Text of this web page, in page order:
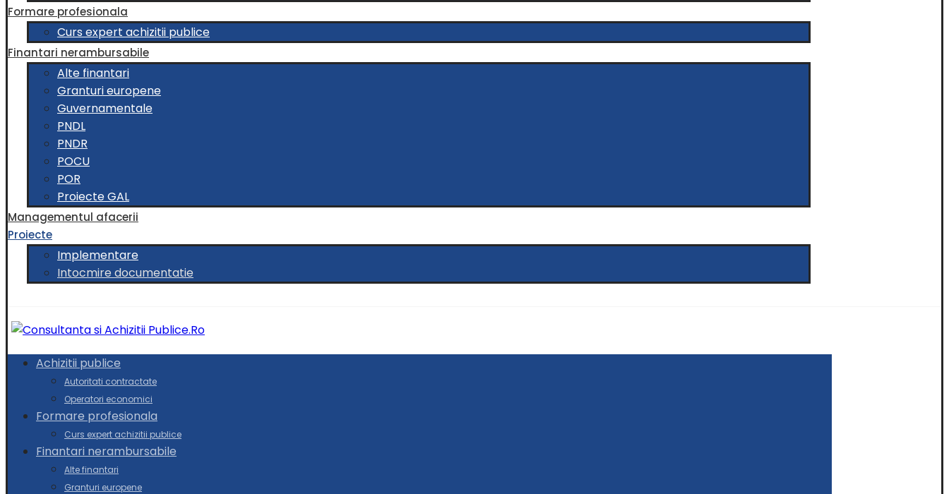
Formare profesionala
Curs expert achizitii publice
Finantari nerambursabile
Alte finantari
Granturi europene
Guvernamentale
PNDL
PNDR
POCU
POR
Proiecte GAL
Managementul afacerii
Proiecte
Implementare
Intocmire documentatie
Achizitii publice
Autoritati contractate
Operatori economici
Formare profesionala
Curs expert achizitii publice
Finantari nerambursabile
Alte finantari
Granturi europene